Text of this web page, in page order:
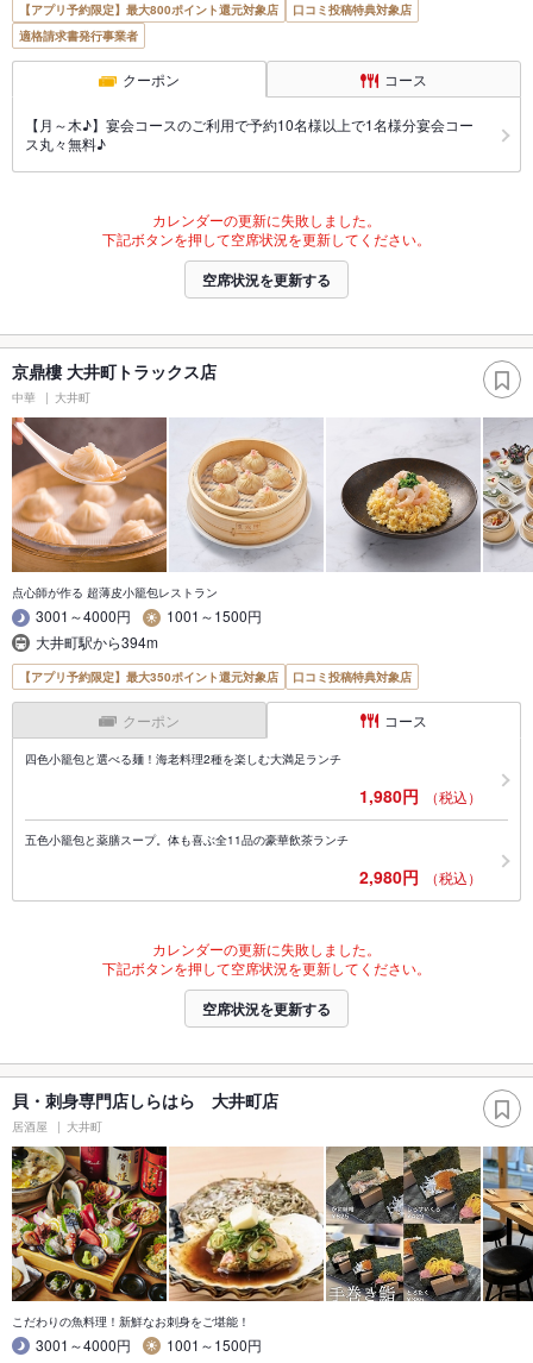
【アプリ予約限定】最大800ポイント還元対象店
口コミ投稿特典対象店
適格請求書発行事業者
クーポン コース
【月～木♪】宴会コースのご利用で予約10名様以上で1名様分宴会コー
ス丸々無料♪
カレンダーの更新に失敗しました。
下記ボタンを押して空席状況を更新してください。
空席状況を更新する
京鼎樓 大井町トラックス店
中華 大井町
点心師が作る 超薄皮小籠包レストラン
3001～4000円
1001～1500円
大井町駅から394m
【アプリ予約限定】最大350ポイント還元対象店 口コミ投稿特典対象店
クーポン コース
四色小籠包と選べる麺！海老料理2種を楽しむ大満足ランチ
1,980円 （税込）
五色小籠包と薬膳スープ。体も喜ぶ全11品の豪華飲茶ランチ
2,980円 （税込）
カレンダーの更新に失敗しました。
下記ボタンを押して空席状況を更新してください。
空席状況を更新する
貝・刺身専門店しらはら 大井町店
居酒屋 大井町
こだわりの魚料理！新鮮なお刺身をご堪能！
3001～4000円
1001～1500円